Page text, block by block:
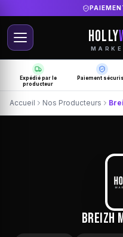
DIRECT
HOLLY
Expédié par le
producteur
Paiement
Accueil Nos Producteurs
Breizh